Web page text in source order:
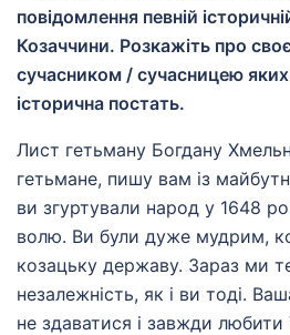
повідомлення певній
Козаччини. Розкажіть про
сучасником / сучасницею
історична постать.
Лист гетьману Богдану
гетьмане, пишу вам із
ви згуртували народ у 1648
волю. Ви були дуже мудрим,
козацьку державу. Зараз ми
незалежність, як і ви тоді.
не здаватися і завжди любити